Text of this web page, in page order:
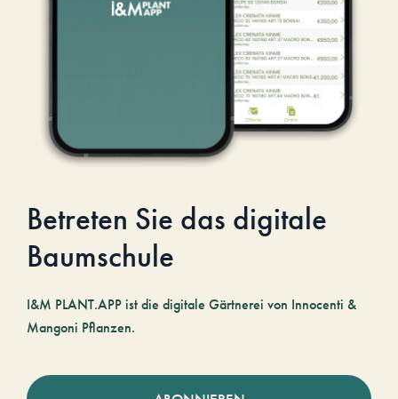
Betreten Sie das digitale
Baumschule
I&M PLANT.APP ist die digitale Gärtnerei von Innocenti &
Mangoni Pflanzen.